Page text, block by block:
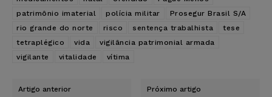
patrimônio imaterial
polícia militar
Prosegur Brasil S/A
rio grande do norte
risco sentença trabalhista
tese
tetraplégico
vida
vigilância patrimonial armada
vigilante
vitalidade vítima
Artigo anterior Próximo artigo